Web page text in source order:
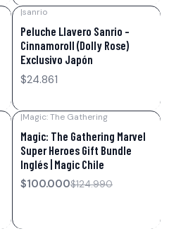
|sanrio
Peluche Llavero Sanrio –
Cinnamoroll (Dolly Rose)
Exclusivo Japón
$24.861
|Magic: The Gathering
Magic: The Gathering Marvel
Super Heroes Gift Bundle
Inglés | Magic Chile
$100.000$124.990